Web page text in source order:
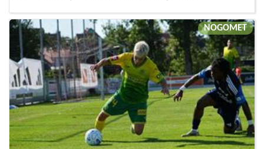
NOGOMET